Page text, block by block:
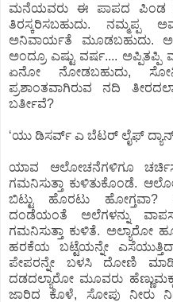
ಮನೆಯವರು ಈ ಪಾಪದ ಪಿಂಡ
ತಿರಸ್ಕರಿಸಬಹುದು. ನಮ್ಮಪ್ಪ
ಅನಿವಾರ್ಯತೆ ಮೂಡಬಹುದು.
ಅಂದ್ರೂ ಎಷ್ಟು ವರ್ಷ....
ಏನೋ ನೋಡಬಹುದು,
ಪ್ರಶಾಂತವಾಗಿರುವ ನದಿ
ಬರ್ತೀವೆ?
ʻಯು ಡಿಸರ್ವ್ ಎ ಬೆಟರ್ ಲೈಫ್
ಯಾವ ಆಲೋಚನೆಗಳಿಗೂ
ಗಮನಿಸುತ್ತಾ ಕುಳಿತುಕೊಂಡೆ.
ಬಿಟ್ಟು ಹೊರಟು ಹೋಗ್ತವಾ?
ದಂಡೆಯಂತೆ ಅಲೆಗಳನ್ನು
ಗಮನಿಸುತ್ತಾ ಕುಳಿತೆ. ಅಲ್ಯಾರೋ
ಹರಕೆಯ ಬಟ್ಟೆಯನ್ನೇ
ಪೇಪರನ್ನೇ ಬಳಸಿ ದೋಣಿ
ದಡದಲ್ಯಾರೋ ಮೂವರು
ಜಾರಿದ ಕೊಳೆ, ಸೋಪು ನೀರು